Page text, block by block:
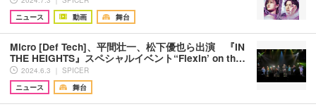
ニュース
動画 舞台
Micro [Def Tech]、平間壮一、松下優也ら出演 『IN
THE HEIGHTS』スペシャルイベント“Flexin’ on th…
2024.6.3 ｜ SPICER
ニュース
舞台